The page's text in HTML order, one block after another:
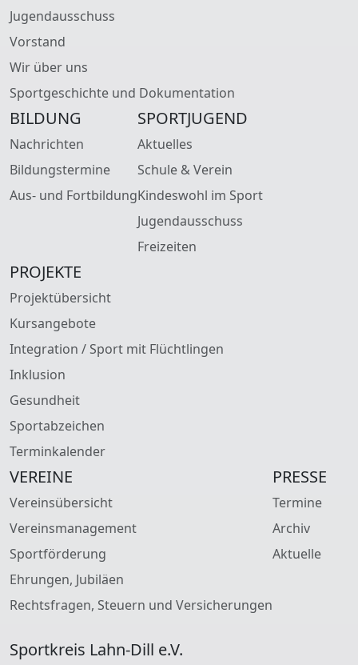
Jugendausschuss
Vorstand
Wir über uns
Sportgeschichte und Dokumentation
BILDUNG
Nachrichten
Bildungstermine
Aus- und Fortbildung
SPORTJUGEND
Aktuelles
Schule & Verein
Kindeswohl im Sport
Jugendausschuss
Freizeiten
PROJEKTE
Projektübersicht
Kursangebote
Integration / Sport mit Flüchtlingen
Inklusion
Gesundheit
Sportabzeichen
Terminkalender
VEREINE
Vereinsübersicht
Vereinsmanagement
Sportförderung
Ehrungen, Jubiläen
Rechtsfragen, Steuern und Versicherungen
PRESSE
Termine
Archiv
Aktuelle
Sportkreis Lahn-Dill e.V.